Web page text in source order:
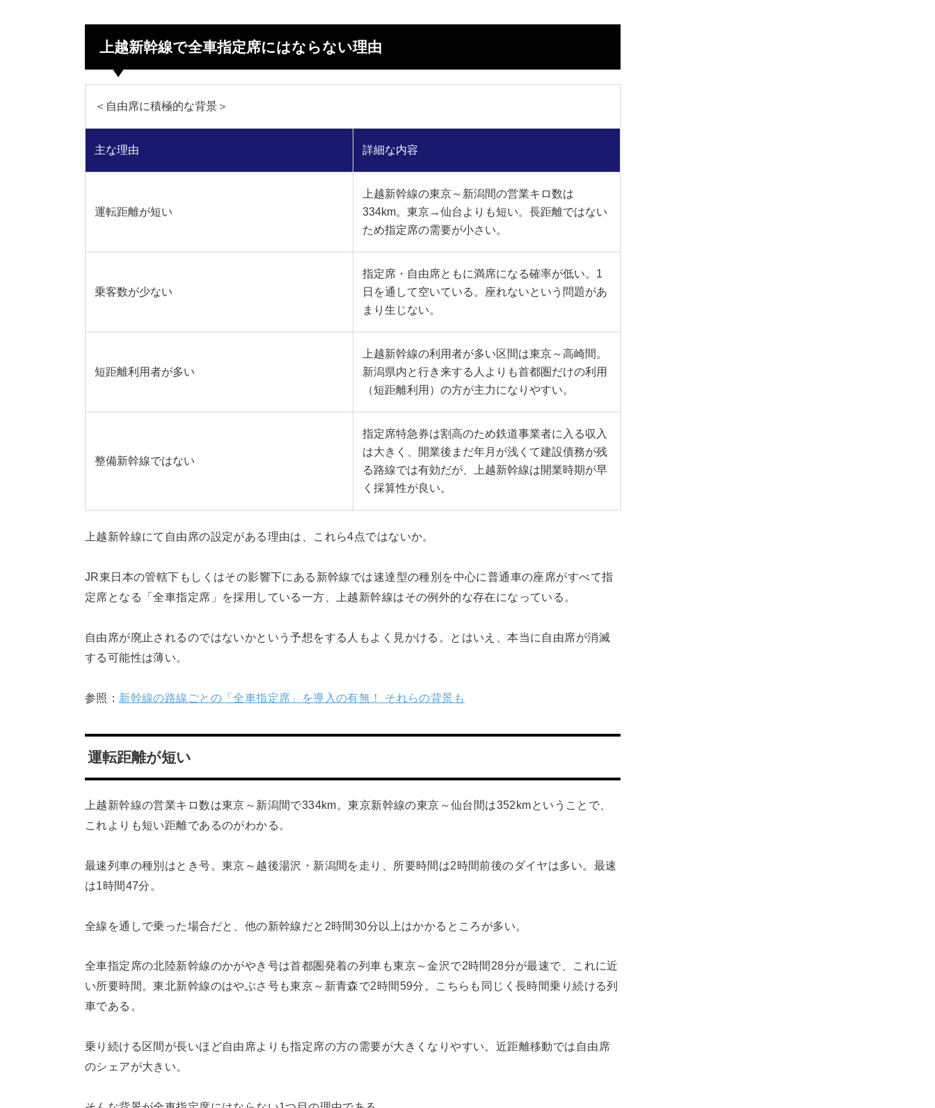
上越新幹線で全車指定席にはならない理由
＜自由席に積極的な背景＞
主な理由 詳細な内容
運転距離が短い
上越新幹線の東京～新潟間の営業キロ数は
334km。東京→仙台よりも短い。長距離ではない
ため指定席の需要が小さい。
乗客数が少ない
指定席・自由席ともに満席になる確率が低い。1
日を通して空いている。座れないという問題があ
まり生じない。
短距離利用者が多い
上越新幹線の利用者が多い区間は東京～高崎間。
新潟県内と行き来する人よりも首都圏だけの利用
（短距離利用）の方が主力になりやすい。
整備新幹線ではない
指定席特急券は割高のため鉄道事業者に入る収入
は大きく、開業後まだ年月が浅くて建設債務が残
る路線では有効だが、上越新幹線は開業時期が早
く採算性が良い。
上越新幹線にて自由席の設定がある理由は、これら4点ではないか。
JR東日本の管轄下もしくはその影響下にある新幹線では速達型の種別を中心に普通車の座席がすべて指
定席となる「全車指定席」を採用している一方、上越新幹線はその例外的な存在になっている。
自由席が廃止されるのではないかという予想をする人もよく見かける。とはいえ、本当に自由席が消滅
する可能性は薄い。
参照： 新幹線の路線ごとの「全車指定席」を導入の有無！ それらの背景も
運転距離が短い
上越新幹線の営業キロ数は東京～新潟間で334km。東京新幹線の東京～仙台間は352kmということで、
これよりも短い距離であるのがわかる。
最速列車の種別はとき号。東京～越後湯沢・新潟間を走り、所要時間は2時間前後のダイヤは多い。最速
は1時間47分。
全線を通しで乗った場合だと、他の新幹線だと2時間30分以上はかかるところが多い。
全車指定席の北陸新幹線のかがやき号は首都圏発着の列車も東京～金沢で2時間28分が最速で、これに近
い所要時間。東北新幹線のはやぶさ号も東京～新青森で2時間59分。こちらも同じく長時間乗り続ける列
車である。
乗り続ける区間が長いほど自由席よりも指定席の方の需要が大きくなりやすい。近距離移動では自由席
のシェアが大きい。